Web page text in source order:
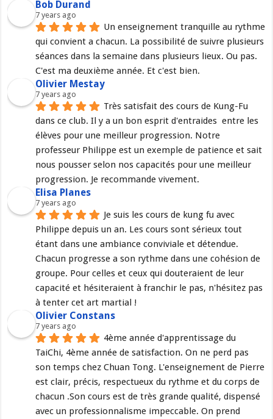
Bob Durand
7 years ago
Un enseignement tranquille au rythme
qui convient a chacun. La possibilité de suivre plusieurs
séances dans la semaine dans plusieurs lieux. Ou pas.
C'est ma deuxième année. Et c'est bien.
Olivier Mestay
7 years ago
Très satisfait des cours de Kung-Fu
dans ce club. Il y a un bon esprit d'entraides  entre les
élèves pour une meilleur progression. Notre
professeur Philippe est un exemple de patience et sait
nous pousser selon nos capacités pour une meilleur
progression. Je recommande vivement.
Elisa Planes
7 years ago
Je suis les cours de kung fu avec
Philippe depuis un an. Les cours sont sérieux tout
étant dans une ambiance conviviale et détendue.
Chacun progresse a son rythme dans une cohésion de
groupe. Pour celles et ceux qui douteraient de leur
capacité et hésiteraient à franchir le pas, n'hésitez pas
à tenter cet art martial !
Olivier Constans
7 years ago
4ème année d'apprentissage du
TaiChi, 4ème année de satisfaction. On ne perd pas
son temps chez Chuan Tong. L'enseignement de Pierre
est clair, précis, respectueux du rythme et du corps de
chacun .Son cours est de très grande qualité, dispensé
avec un professionnalisme impeccable. On prend